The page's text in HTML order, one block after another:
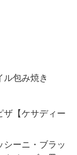
包み焼き
ザ【ケサディー
ーニ・ブラッ